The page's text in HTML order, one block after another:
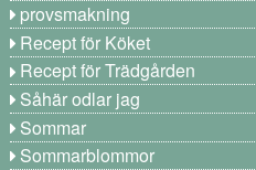
provsmakning
Recept för Köket
Recept för Trädgården
Såhär odlar jag
Sommar
Sommarblommor